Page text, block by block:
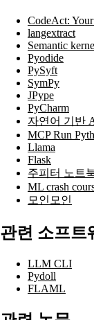
CodeAct:
langextract
Semantic
Pyodide
PySyft
SymPy
JPype
PyCharm
자연어 기반
MCP Run
Llama
Flask
주피터 노트
ML crash
모인모인
관련 소프트
LLM CLI
Pydoll
FLAML